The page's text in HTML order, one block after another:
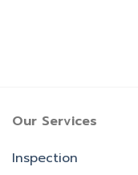
Our Services
Inspection